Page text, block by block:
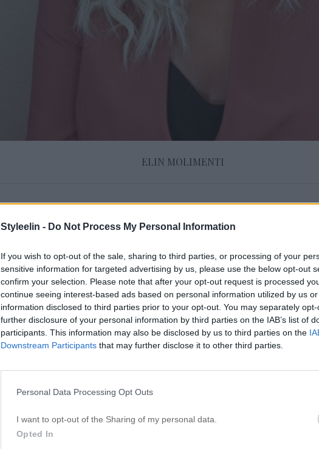
Styleelin - Do Not Process My Personal Information
If you wish to opt-out of the sale, sharing to third parties, or processing of your
sensitive information for targeted advertising by us, please use the below opt-out
confirm your selection. Please note that after your opt-out request is processed
continue seeing interest-based ads based on personal information utilized by us
information disclosed to third parties prior to your opt-out. You may separately
further disclosure of your personal information by third parties on the IAB’s list of
participants. This information may also be disclosed by us to third parties on the
Downstream Participants that may further disclose it to other third parties.
Personal Data Processing Opt Outs
I want to opt-out of the Sharing of my personal data.
Opted In
ELIN MOLIMENTI
ÅRETS SISTA MAKEOVER
30 december 2017, 12:59
Hej mina fina! Hur mår ni? Förståååååår ni
nyårsafton imorgon? Sedan på måndag åker
Stockholm för att ta tag i kaoset hemma som
Ska jag vara helt ärlig så längtar jag som
rensa ut ALLT som jag inte använder, jag
ANDREA HEDENSTEDT I EN KRÄMIG